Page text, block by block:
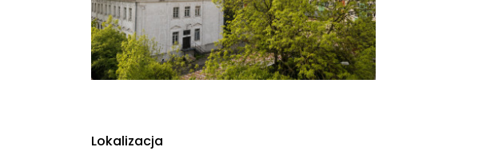
Lokalizacja